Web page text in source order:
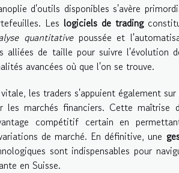
d'outils disponibles s'avère
Les logiciels de trading
quantitativepoussée et
alliées de taille pour suivre l'évolution
avancées où que l'on se trouve.
les traders s'appuient également sur
les marchés financiers. Cette maîtrise
compétitif certain en
de marché. En définitive, une
sont indispensables pour
en Suisse.